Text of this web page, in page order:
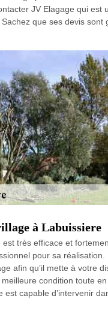
JV Elagage qui est
que ses devis sont
à Labuissiere
très efficace et
pour sa réalisation.
afin qu’il mette à votre
condition toute
capable d’intervenir